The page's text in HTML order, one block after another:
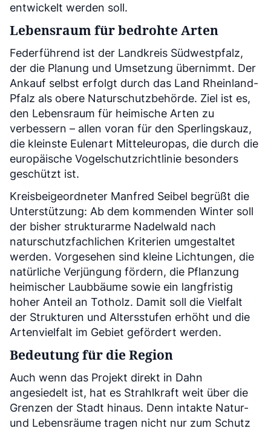
entwickelt werden soll.
Lebensraum für bedrohte Arten
Federführend ist der Landkreis Südwestpfalz,
der die Planung und Umsetzung übernimmt. Der
Ankauf selbst erfolgt durch das Land Rheinland-
Pfalz als obere Naturschutzbehörde. Ziel ist es,
den Lebensraum für heimische Arten zu
verbessern – allen voran für den Sperlingskauz,
die kleinste Eulenart Mitteleuropas, die durch die
europäische Vogelschutzrichtlinie besonders
geschützt ist.
Kreisbeigeordneter Manfred Seibel begrüßt die
Unterstützung: Ab dem kommenden Winter soll
der bisher strukturarme Nadelwald nach
naturschutzfachlichen Kriterien umgestaltet
werden. Vorgesehen sind kleine Lichtungen, die
natürliche Verjüngung fördern, die Pflanzung
heimischer Laubbäume sowie ein langfristig
hoher Anteil an Totholz. Damit soll die Vielfalt
der Strukturen und Altersstufen erhöht und die
Artenvielfalt im Gebiet gefördert werden.
Bedeutung für die Region
Auch wenn das Projekt direkt in Dahn
angesiedelt ist, hat es Strahlkraft weit über die
Grenzen der Stadt hinaus. Denn intakte Natur-
und Lebensräume tragen nicht nur zum Schutz